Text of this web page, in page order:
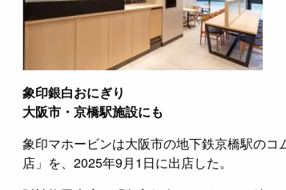
象印銀白おにぎり
大阪市・京橋駅施設にも
象印マホービンは大阪市の地下鉄京橋駅の
店」を、2025年9月1日に出店した。